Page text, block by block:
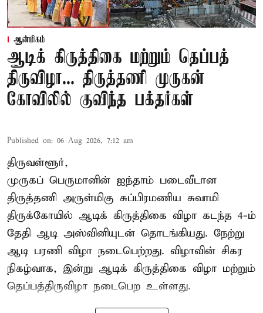
ஆன்மிகம்
ஆடிக் கிருத்திகை மற்றும் தெப்பத்
திருவிழா... திருத்தணி முருகன்
கோவிலில் குவிந்த பக்தர்கள்
Published on: 06 Aug 2026, 7:12 am
திருவள்ளூர்,
முருகப் பெருமானின் ஐந்தாம் படைவீடான
திருத்தணி அருள்மிகு சுப்பிரமணிய சுவாமி
திருக்கோயில் ஆடிக் கிருத்திகை விழா கடந்த 4-ம்
தேதி ஆடி அஸ்வினியுடன் தொடங்கியது. நேற்று
ஆடி பரணி விழா நடைபெற்றது. விழாவின் சிகர
நிகழ்வாக, இன்று ஆடிக் கிருத்திகை விழா மற்றும்
தெப்பத்திருவிழா நடைபெற உள்ளது.